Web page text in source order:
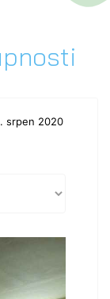
srpen 2020